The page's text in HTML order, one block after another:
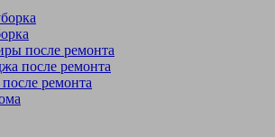
после ремонта
после ремонта
ремонта